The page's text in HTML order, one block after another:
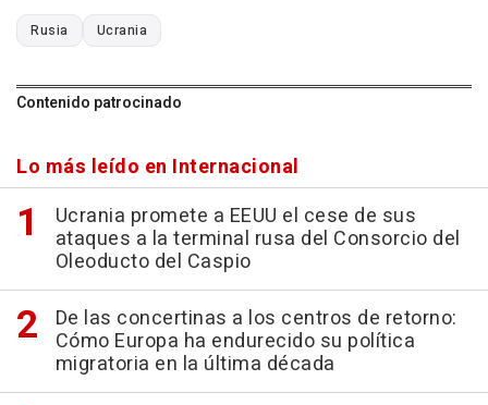
Rusia Ucrania
Contenido patrocinado
Lo más leído en Internacional
Ucrania promete a EEUU el cese de sus
ataques a la terminal rusa del Consorcio del
Oleoducto del Caspio
De las concertinas a los centros de retorno:
Cómo Europa ha endurecido su política
migratoria en la última década